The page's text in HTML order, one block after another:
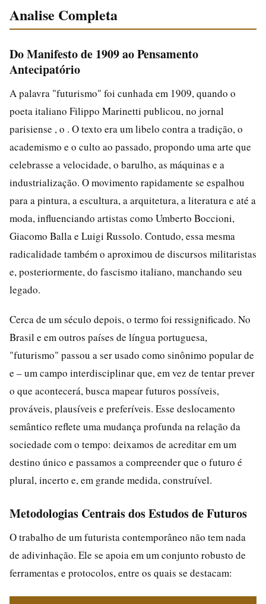
Analise Completa
Do Manifesto de 1909 ao Pensamento
Antecipatório
A palavra "futurismo" foi cunhada em 1909, quando o
poeta italiano Filippo Marinetti publicou, no jornal
parisiense , o . O texto era um libelo contra a tradição, o
academismo e o culto ao passado, propondo uma arte que
celebrasse a velocidade, o barulho, as máquinas e a
industrialização. O movimento rapidamente se espalhou
para a pintura, a escultura, a arquitetura, a literatura e até a
moda, influenciando artistas como Umberto Boccioni,
Giacomo Balla e Luigi Russolo. Contudo, essa mesma
radicalidade também o aproximou de discursos militaristas
e, posteriormente, do fascismo italiano, manchando seu
legado.
Cerca de um século depois, o termo foi ressignificado. No
Brasil e em outros países de língua portuguesa,
"futurismo" passou a ser usado como sinônimo popular de
e – um campo interdisciplinar que, em vez de tentar prever
o que acontecerá, busca mapear futuros possíveis,
prováveis, plausíveis e preferíveis. Esse deslocamento
semântico reflete uma mudança profunda na relação da
sociedade com o tempo: deixamos de acreditar em um
destino único e passamos a compreender que o futuro é
plural, incerto e, em grande medida, construível.
Metodologias Centrais dos Estudos de Futuros
O trabalho de um futurista contemporâneo não tem nada
de adivinhação. Ele se apoia em um conjunto robusto de
ferramentas e protocolos, entre os quais se destacam: